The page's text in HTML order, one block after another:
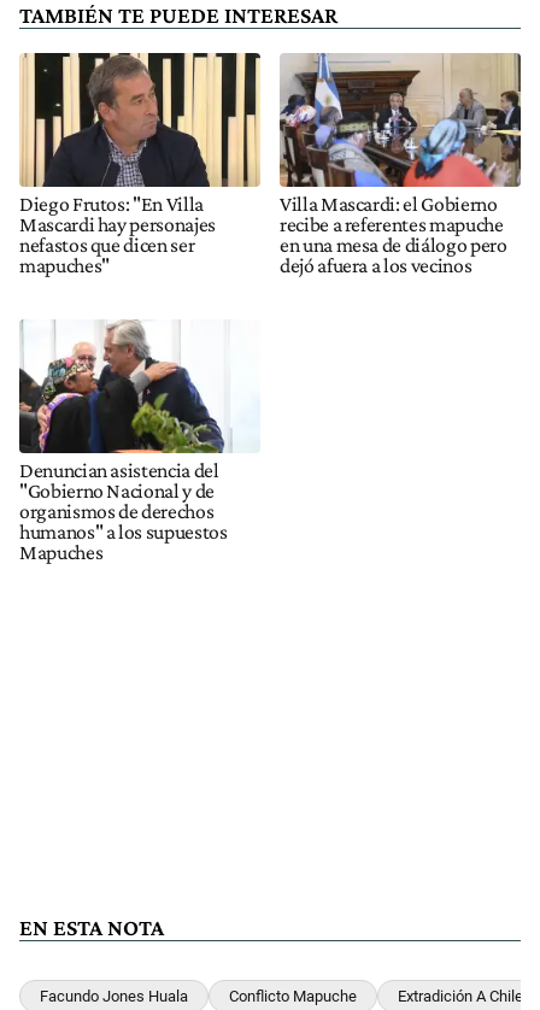
TAMBIÉN TE PUEDE INTERESAR
Diego Frutos: "En Villa
Mascardi hay personajes
nefastos que dicen ser
mapuches"
Villa Mascardi: el Gobierno
recibe a referentes mapuche
en una mesa de diálogo pero
dejó afuera a los vecinos
Denuncian asistencia del
"Gobierno Nacional y de
organismos de derechos
humanos" a los supuestos
Mapuches
EN ESTA NOTA
Facundo Jones Huala Conflicto Mapuche Extradición A Chile